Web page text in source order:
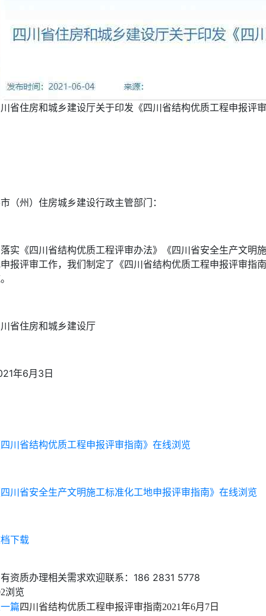
省住房和城乡建设厅关于印发《四川省结构优质工程申报评
（州）住房城乡建设行政主管部门：
实《四川省结构优质工程评审办法》《四川省安全生产文
报评审工作，我们制定了《四川省结构优质工程申报评审指
省住房和城乡建设厅
年6月3日
川省结构优质工程申报评审指南》在线浏览
川省安全生产文明施工标准化工地申报评审指南》在线浏览
下载
资质办理相关需求欢迎联系：186 2831 5778
浏览
篇四川省结构优质工程申报评审指南2021年6月7日